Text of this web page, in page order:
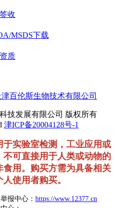
收
MSDS下载
质
津百伦斯生物技术有限公司
技发展有限公司 版权所有
津ICP备20004128号-1
实验室检测，工业应用或
可直接用于人类或动物的
用。购买方需为具备相关
使用者购买。
报中心： https://www.12377.cn